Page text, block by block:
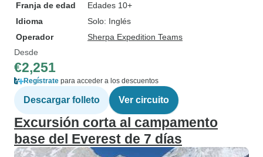
Franja de edad
Edades 10+
Idioma
Solo: Inglés
Operador
Sherpa Expedition Teams
Desde
€2,251
Regístrate para acceder a los descuentos
Descargar folleto Ver circuito
Excursión corta al campamento
base del Everest de 7 días